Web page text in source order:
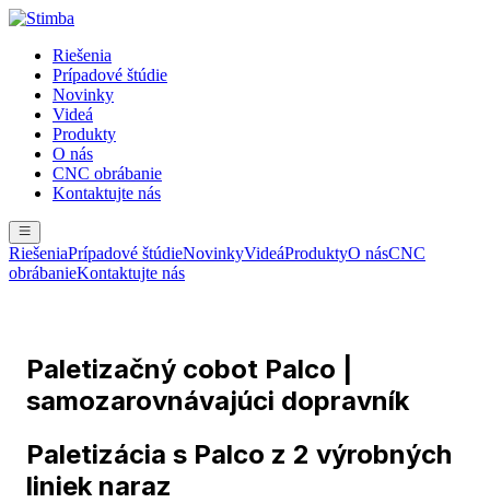
Riešenia
Prípadové štúdie
Novinky
Videá
Produkty
O nás
CNC obrábanie
Kontaktujte nás
RiešeniaPrípadové štúdieNovinkyVideáProduktyO násCNC
obrábanieKontaktujte nás
Paletizačný cobot Palco |
samozarovnávajúci dopravník
Paletizácia s Palco z 2 výrobných
liniek naraz